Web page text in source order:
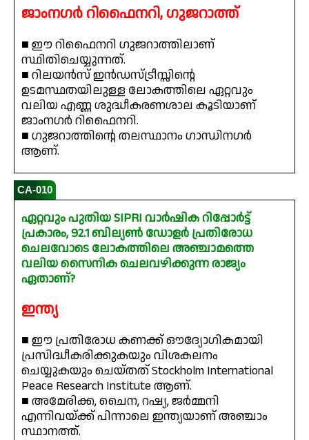
ജാംനഗർ റിഫൈനറി, ഗുജറാത്ത്
■ ഈ റിഫൈനറി ഗുജറാത്തിലാണ്
സ്ഥിതിചെയ്യുന്നത്.
■ റിലയൻസ് ഇൻഡസ്ട്രീസ്സിന്റെ
ഉടമസ്ഥതയിലുള്ള ലോകത്തിലെ ഏറ്റവും
വലിയ എണ്ണ ശുദ്ധീകരണശാല കൂടിയാണ്
ജാംനഗർ റിഫൈനറി.
■ ഗുജറാത്തിന്റെ തലസ്ഥാനം ഗാന്ധിനഗർ
ആണ്.
CA-010
ഏറ്റവും പുതിയ SIPRI വാർഷിക റിപ്പോർട്ട്
പ്രകാരം, 92.1 ബില്യൺ ഡോളർ പ്രതിരോധ
ചെലവോടെ ലോകത്തിലെ അഞ്ചാമത്തെ
വലിയ സൈനിക ചെലവഴിക്കുന്ന രാജ്യം
ഏതാണ്?
ഇന്ത്യ
■ ഈ പ്രതിരോധ കണക്ക് ഔദ്യോഗികമായി
പ്രസിദ്ധീകരിക്കുകയും വിശകലനം
ചെയ്യുകയും ചെയ്തത് Stockholm International
Peace Research Institute ആണ്.
■ അമേരിക്ക, ചൈന, റഷ്യ, ജർമ്മനി
എന്നിവയ്ക്ക് പിന്നാലെ ഇന്ത്യയാണ് അഞ്ചാം
സ്ഥാനത്ത്.